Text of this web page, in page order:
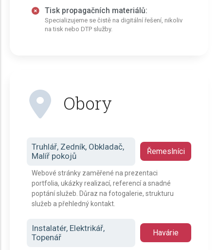
Tisk propagačních materiálů:
Specializujeme se čistě na digitální řešení, nikoliv
na tisk nebo DTP služby.
Obory
Truhlář, Zedník, Obkladač,
Malíř pokojů
Řemeslníci
Webové stránky zaměřené na prezentaci
portfolia, ukázky realizací, referencí a snadné
poptání služeb. Důraz na fotogalerie, strukturu
služeb a přehledný kontakt.
Instalatér, Elektrikář,
Topenář
Havárie